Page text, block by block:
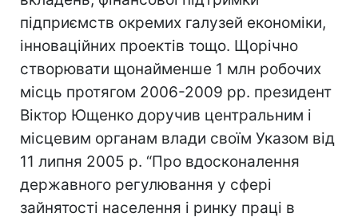
підприємств окремих галузей економіки,
інноваційних проектів тощо. Щорічно
створювати щонайменше 1 млн робочих
місць протягом 2006-2009 рр. президент
Віктор Ющенко доручив центральним і
місцевим органам влади своїм Указом від
11 липня 2005 р. “Про вдосконалення
державного регулювання у сфері
зайнятості населення і ринку праці в